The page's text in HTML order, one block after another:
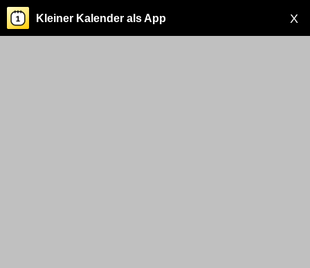
X
Kleiner Kalender als App